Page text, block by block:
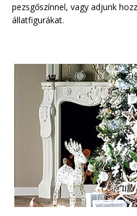
pezsgőszínnel, vagy adjunk
állatfigurákat.